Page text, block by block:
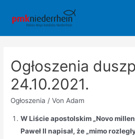
Inhalt
Ogłoszenia
24.10.2021.
Ogłoszenia / VonAdam
W Liście apostolskim „Novo
Paweł II napisał, że „mimo